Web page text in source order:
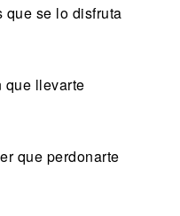
que se lo disfruta
que llevarte
que perdonarte